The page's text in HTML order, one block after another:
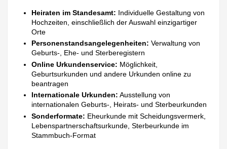
Heiraten im Standesamt: Individuelle Gestaltung von
Hochzeiten, einschließlich der Auswahl einzigartiger
Orte
Personenstandsangelegenheiten: Verwaltung von
Geburts-, Ehe- und Sterberegistern
Online Urkundenservice: Möglichkeit,
Geburtsurkunden und andere Urkunden online zu
beantragen
Internationale Urkunden: Ausstellung von
internationalen Geburts-, Heirats- und Sterbeurkunden
Sonderformate: Eheurkunde mit Scheidungsvermerk,
Lebenspartnerschaftsurkunde, Sterbeurkunde im
Stammbuch-Format